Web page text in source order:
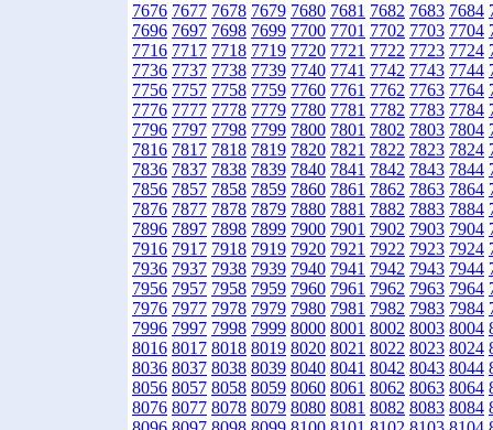
7676 7677 7678 7679 7680 7681 7682 7683 7684
7696 7697 7698 7699 7700 7701 7702 7703 7704
7716 7717 7718 7719 7720 7721 7722 7723 7724
7736 7737 7738 7739 7740 7741 7742 7743 7744
7756 7757 7758 7759 7760 7761 7762 7763 7764
7776 7777 7778 7779 7780 7781 7782 7783 7784
7796 7797 7798 7799 7800 7801 7802 7803 7804
7816 7817 7818 7819 7820 7821 7822 7823 7824
7836 7837 7838 7839 7840 7841 7842 7843 7844
7856 7857 7858 7859 7860 7861 7862 7863 7864
7876 7877 7878 7879 7880 7881 7882 7883 7884
7896 7897 7898 7899 7900 7901 7902 7903 7904
7916 7917 7918 7919 7920 7921 7922 7923 7924
7936 7937 7938 7939 7940 7941 7942 7943 7944
7956 7957 7958 7959 7960 7961 7962 7963 7964
7976 7977 7978 7979 7980 7981 7982 7983 7984
7996 7997 7998 7999 8000 8001 8002 8003 8004
8016 8017 8018 8019 8020 8021 8022 8023 8024
8036 8037 8038 8039 8040 8041 8042 8043 8044
8056 8057 8058 8059 8060 8061 8062 8063 8064
8076 8077 8078 8079 8080 8081 8082 8083 8084